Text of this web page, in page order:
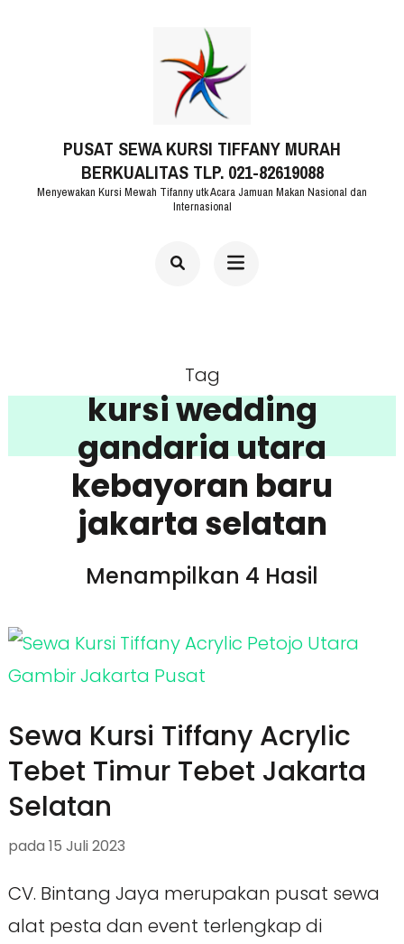
PUSAT SEWA KURSI TIFFANY MURAH
BERKUALITAS TLP. 021-82619088
Menyewakan Kursi Mewah Tifanny utk Acara Jamuan Makan Nasional dan
Internasional
Tag
kursi wedding
gandaria utara
kebayoran baru
jakarta selatan
Menampilkan 4 Hasil
Sewa Kursi Tiffany Acrylic
Tebet Timur Tebet Jakarta
Selatan
pada 15 Juli 2023
CV. Bintang Jaya merupakan pusat sewa
alat pesta dan event terlengkap di